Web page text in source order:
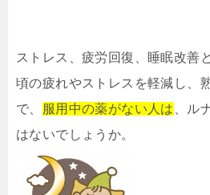
ストレス、疲労回復、睡眠改善
頃の疲れやストレスを軽減し、
で、
服用中の薬がない人は
、ル
はないでしょうか。